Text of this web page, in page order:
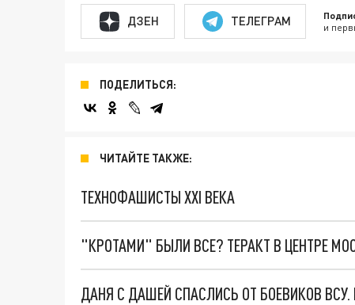
ДЗЕН ТЕЛЕГРАМ и
ПОДЕЛИТЬСЯ:
ЧИТАЙТЕ ТАКЖЕ:
ТЕХНОФАШИСТЫ XXI ВЕКА
"КРОТАМИ" БЫЛИ ВСЕ? ТЕРАКТ В ЦЕНТРЕ
ДАНЯ С ДАШЕЙ СПАСЛИСЬ ОТ БОЕВИКОВ